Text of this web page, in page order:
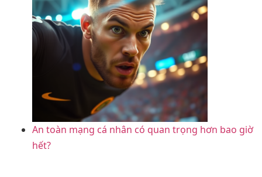
An toàn mạng cá nhân có quan trọng hơn bao giờ
hết?